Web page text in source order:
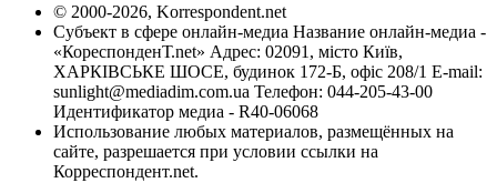
© 2000-2026, Korrespondent.net
Субъект в сфере онлайн-медиа Название онлайн-медиа -
«КореспонденТ.net» Адрес: 02091, місто Київ,
ХАРКІВСЬКЕ ШОСЕ, будинок 172-Б, офіс 208/1 E-mail:
sunlight@mediadim.com.ua Телефон: 044-205-43-00
Идентификатор медиа - R40-06068
Использование любых материалов, размещённых на
сайте, разрешается при условии ссылки на
Корреспондент.net.